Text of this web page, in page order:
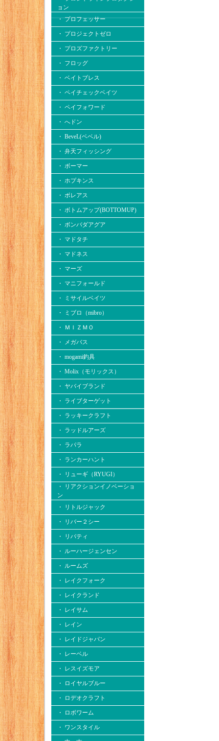
ョン
・ プロフェッサー
・ プロジェクトゼロ
・ プロズファクトリー
・ フロッグ
・ ベイトブレス
・ ペイチェックベイツ
・ ペイフォワード
・ へドン
・ BeveL(ベベル)
・ 弁天フィッシング
・ ボーマー
・ ホプキンス
・ ボレアス
・ ボトムアップ(BOTTOMUP)
・ ボンバダアグア
・ マドタチ
・ マドネス
・ マーズ
・ マニフォールド
・ ミサイルベイツ
・ ミブロ（mibro）
・ ＭＩＺＭＯ
・ メガバス
・ mogami釣具
・ Molix（モリックス）
・ ヤバイブランド
・ ライブターゲット
・ ラッキークラフト
・ ラッドルアーズ
・ ラパラ
・ ランカーハント
・ リューギ（RYUGI）
・ リアクションイノベーショ
ン
・ リトルジャック
・ リバー２シー
・ リバティ
・ ルーハージェンセン
・ ルームズ
・ レイクフォーク
・ レイクランド
・ レイサム
・ レイン
・ レイドジャパン
・ レーベル
・ レスイズモア
・ ロイヤルブルー
・ ロデオクラフト
・ ロボワーム
・ ワンスタイル